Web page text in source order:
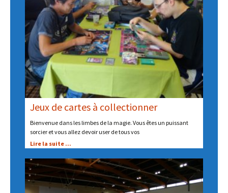
Jeux de cartes à collectionner
Bienvenue dans les limbes de la magie. Vous êtes un puissant
sorcier et vous allez devoir user de tous vos
Lire la suite ...